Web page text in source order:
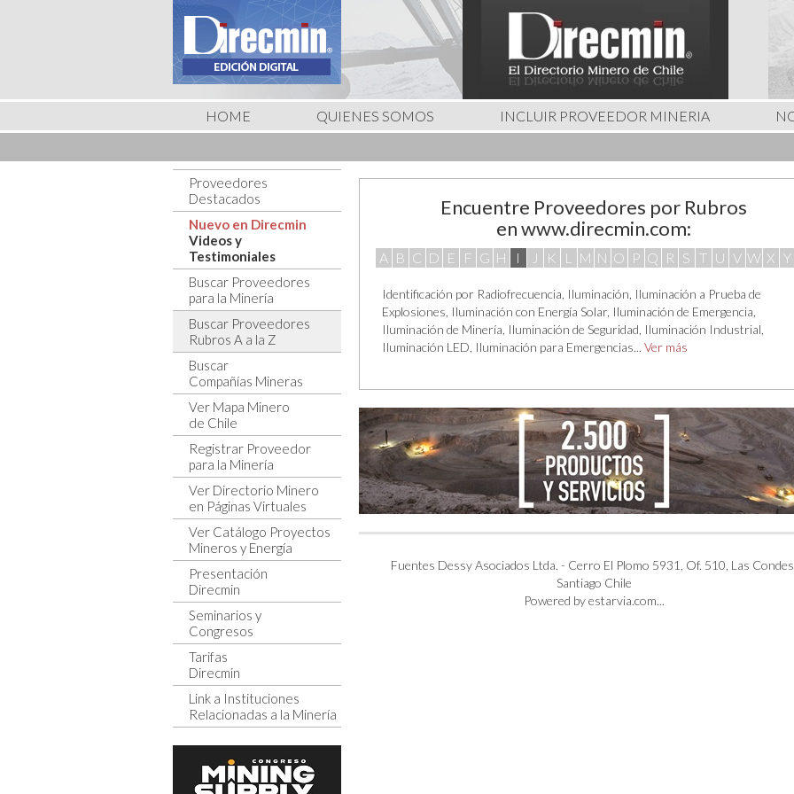
HOME QUIENES SOMOS INCLUIR PROVEEDOR MINERIA
Proveedores
Destacados
Nuevo en Direcmin
Videos y
Testimoniales
Buscar Proveedores
para la Minería
Buscar Proveedores
Rubros A a la Z
Buscar
Compañías Mineras
Ver Mapa Minero
de Chile
Registrar Proveedor
para la Minería
Ver Directorio Minero
en Páginas Virtuales
Ver Catálogo Proyectos
Mineros y Energía
Presentación
Direcmin
Seminarios y
Congresos
Tarifas
Direcmin
Link a Instituciones
Relacionadas a la Minería
Encuentre Proveedores por Rubros
en www.direcmin.com:
A B C D E F G H I J K L M N O P Q R S T U V W X Y
Identificación por Radiofrecuencia Iluminación Iluminación a Prueba de
Explosiones Iluminación con Energía Solar, Iluminación de Emergencia
Iluminación de Minería Iluminación de Seguridad Iluminación Industrial
Iluminación LED Iluminación para Emergencias... Ver más
Fuentes Dessy Asociados Ltda. - Cerro El Plomo 5931, Of. 510, Las
Santiago Chile
Powered by estarvia.com...